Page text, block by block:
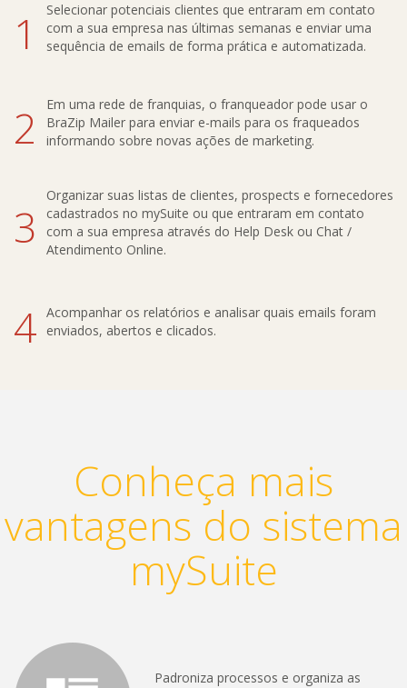
1
Selecionar potenciais clientes que entraram em contato
com a sua empresa nas últimas semanas e enviar uma
sequência de emails de forma prática e automatizada.
2
Em uma rede de franquias, o franqueador pode usar o
BraZip Mailer para enviar e-mails para os fraqueados
informando sobre novas ações de marketing.
3
Organizar suas listas de clientes, prospects e fornecedores
cadastrados no mySuite ou que entraram em contato
com a sua empresa através do Help Desk ou Chat /
Atendimento Online.
4 Acompanhar os relatórios e analisar quais emails foram
enviados, abertos e clicados.
Conheça mais
vantagens do sistema
mySuite
Padroniza processos e organiza as